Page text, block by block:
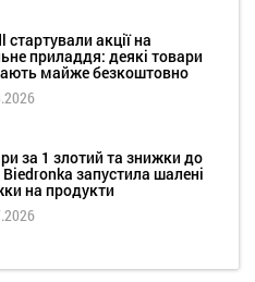
стартували акції на
приладдя: деякі товари
майже безкоштовно
за 1 злотий та знижки до
Biedronka запустила шалені
на продукти